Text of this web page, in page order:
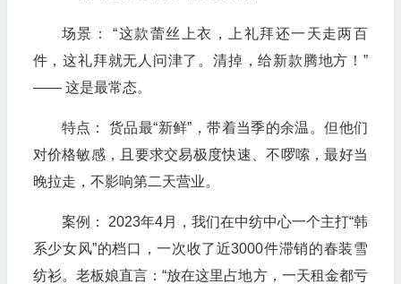
场景： “这款蕾丝上衣，上礼拜还一天走两百
件，这礼拜就无人问津了。清掉，给新款腾地方！”
—— 这是最常态。
特点： 货品最“新鲜”，带着当季的余温。但他们
对价格敏感，且要求交易极度快速、不啰嗦，最好当
晚拉走，不影响第二天营业。
案例： 2023年4月，我们在中纺中心一个主打“韩
系少女风”的档口，一次收了近3000件滞销的春装雪
纺衫。老板娘直言：“放在这里占地方，一天租金都亏